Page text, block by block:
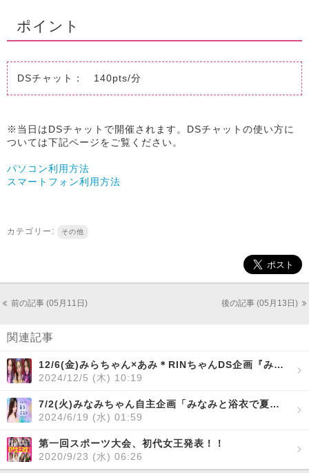
ポイント
DSチャット： 140pts/分
※当日はDSチャットで開催されます。DSチャットの使い方に
ついては下記ページをご覧ください。
パソコン利用方法
スマートフォン利用方法
カテゴリー: その他
前の記事 (05月11日) 後の記事 (05月13日)
関連記事
12/6(金)みらちゃん×あみ＊RINちゃんDS企画『みら＆あみりん コラボDS♡』開催！
2024/12/5 (木) 10:19
7/2(火)みなみちゃん自主企画「みなみと浴衣で夏気分～心理テスト～」開催！
2024/6/19 (水) 01:59
第一回スポーツ大会、初代女王発表！！
2020/9/23 (水) 06:26